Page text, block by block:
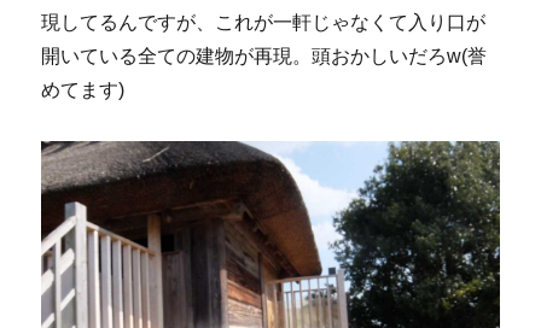
現してるんですが、これが一軒じゃなくて入り口が
開いている全ての建物が再現。頭おかしいだろw(誉
めてます)